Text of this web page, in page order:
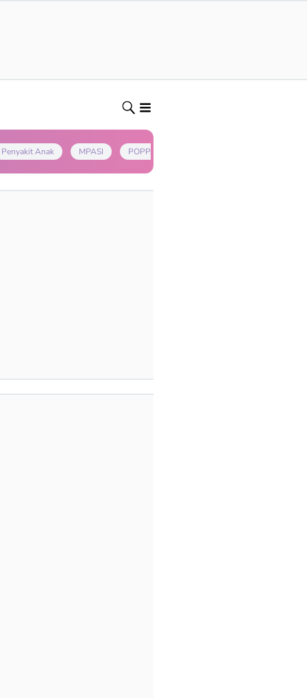
Penyakit Anak MPASI POPPAPA